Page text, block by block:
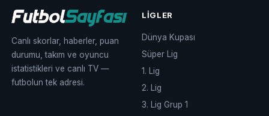
Canlı skorlar, haberler, puan
durumu, takım ve oyuncu
istatistikleri ve canlı TV —
futbolun tek adresi.
LIGLER
Dünya Kupası
Süper Lig
1. Lig
2. Lig
3. Lig Grup 1